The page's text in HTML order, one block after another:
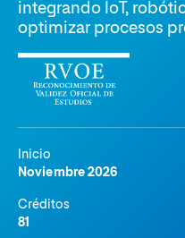
integrando IoT,
optimizar procesos
Inicio
Noviembre 2026
Créditos
81